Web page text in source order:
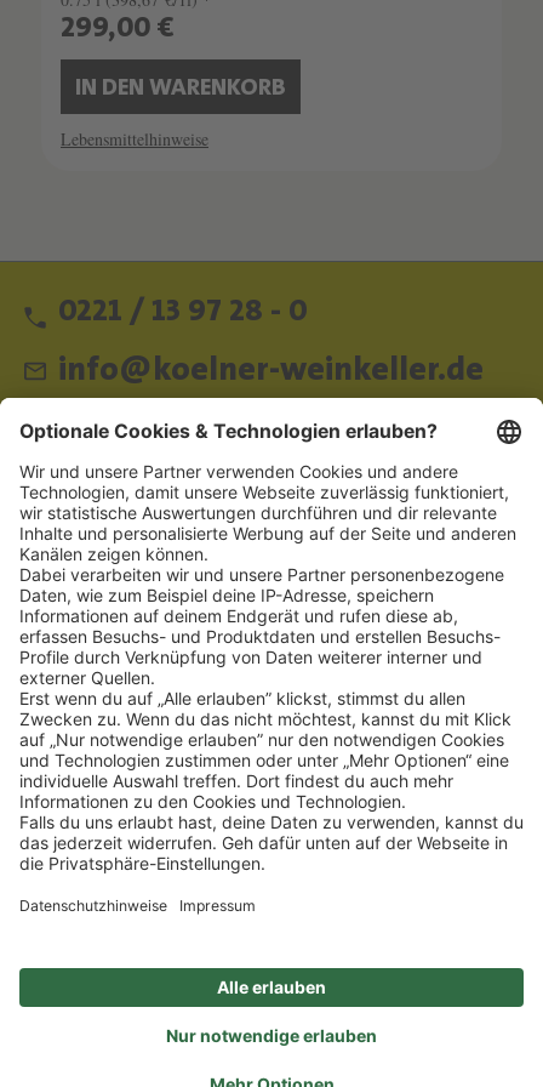
299,00 €
IN DEN WARENKORB
Lebensmittelhinweise
0221 / 13 97 28 - 0
info@koelner-weinkeller.de
Schnellzugriff
ZAHLUNGSMETHODEN
SOCIAL
NEWSLETTER
BESUCHEN SIE UNS
Alle Preise inkl. gesetzl. Mehrwertsteuer zzgl. Versandkosten und ggf.
Nachnahmegebühren, wenn nicht anders angegeben.
Zertifizierter Bio-Fachhändler